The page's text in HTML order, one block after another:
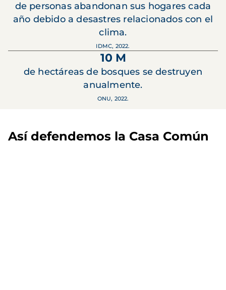
de personas abandonan sus hogares cada
año debido a desastres relacionados con el
clima.
IDMC, 2022.
10 M
de hectáreas de bosques se destruyen
anualmente.
ONU, 2022.
Así defendemos la Casa Común